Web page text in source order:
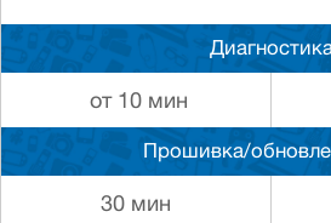
от 10 мин
Прошивка/
30 мин